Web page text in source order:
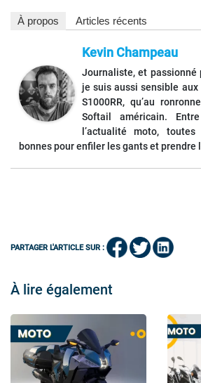
À propos Articles récents
Kevin Champeau
Journaliste, et
je suis aussi sensible aux
S1000RR, qu’au
Softail américain.
l’actualité moto,
bonnes pour enfiler les gants et prendre
PARTAGER L'ARTICLE SUR :
À lire également